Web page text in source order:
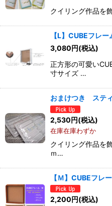
クイリング作品を
【L】CUBEフレ
3,080円(税込)
正方形の可愛い
寸サイズ …
おまけつき スティ
2,530円(税込)
在庫在庫わずか
クイリング作品を
ｍ…
【Ｍ】CUBEフレ
2,200円(税込)